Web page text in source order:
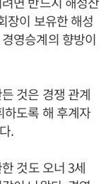
장이 보유한 해성
영승계의 향방이
것은 경쟁 관계
하도록 해 후계자
.
것도 오너 3세